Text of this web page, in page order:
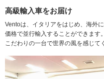
高級輸入車をお届け
Ventoは、イタリアをはじめ、海外
価格で並行輸入することができます。
こだわりの一台で世界の風を感じて